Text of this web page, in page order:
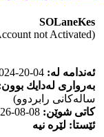
SOLaneKes
(Account not Activated)
ئه‌ندامه‌ له‌:
به‌رواری له‌دایك
ساله‌كانی رابردوو)
كاتی شوێن:
ئێستا: لێره‌ نیه‌